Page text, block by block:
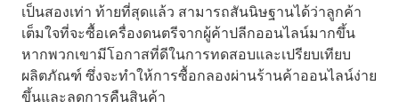
เป็นสองเท่า ท้ายที่สุดแล้ว สามารถสันนิษฐานได้ว่าลูกค้า
เต็มใจที่จะซื้อเครื่องดนตรีจากผู้ค้าปลีกออนไลน์มากขึ้น
หากพวกเขามีโอกาสที่ดีในการทดสอบและเปรียบเทียบ
ผลิตภัณฑ์ ซึ่งจะทำให้การซื้อกลองผ่านร้านค้าออนไลน์ง่าย
ขึ้นและลดการคืนสินค้า